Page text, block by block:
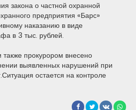
закона о частной охранной
предприятия «Барс»
наказанию в виде
в 3 тыс. рублей.
также прокурором внесено
выявленных нарушений при
остается на контроле